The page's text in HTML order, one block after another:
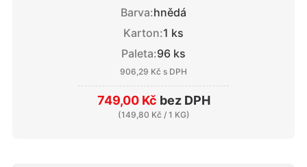
Barva:hnědá
Karton:1 ks
Paleta:96 ks
906,29 Kč s DPH
749,00 Kč bez DPH
(149,80 Kč / 1 KG)